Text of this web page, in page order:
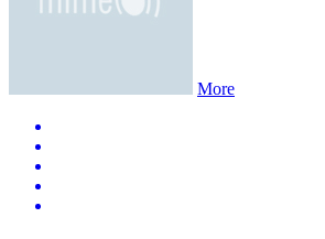
More